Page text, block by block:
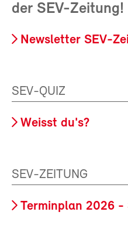
der SEV-Zeitung!
Newsletter SEV-
SEV-QUIZ
Weisst du's?
SEV-ZEITUNG
Terminplan 2026 -